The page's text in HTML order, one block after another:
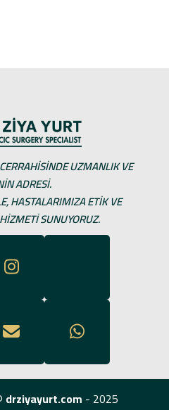
UZMANLIK VE
ADRESI.
HASTALARIMIZA ETIK VE
SUNUYORUZ.
drziyayurt.com - 2025